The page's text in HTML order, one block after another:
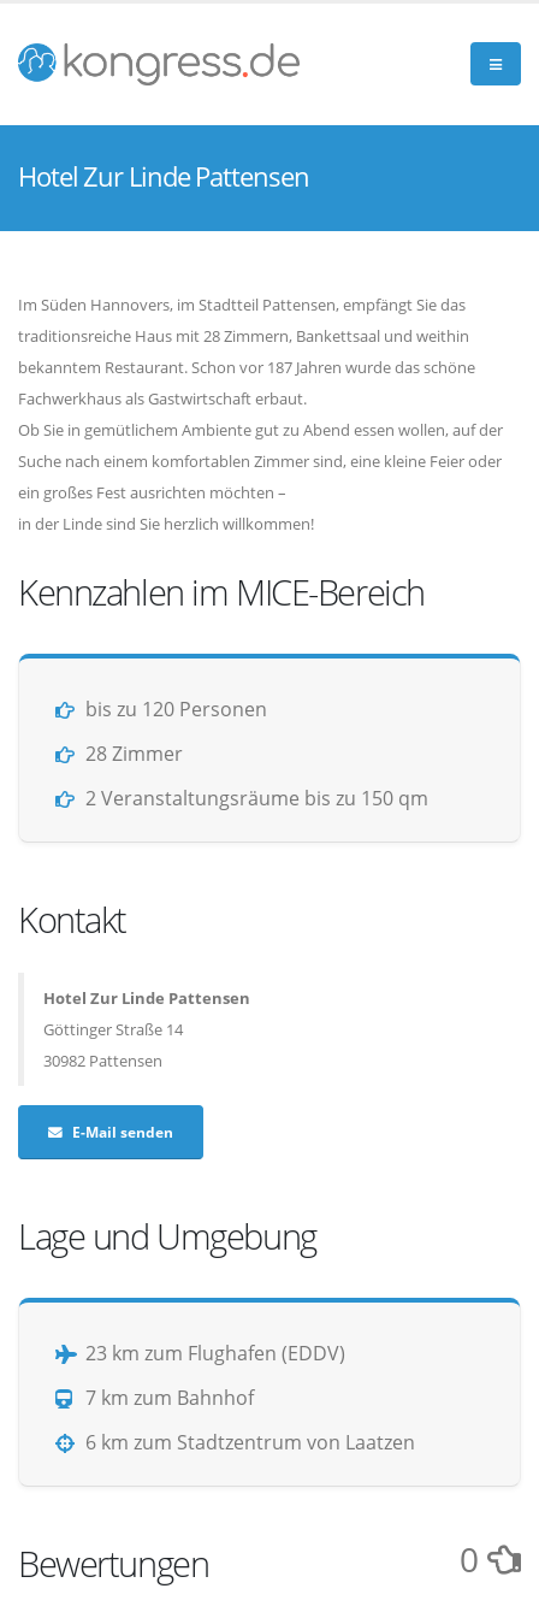
Hotel Zur Linde Pattensen
Im Süden Hannovers, im Stadtteil Pattensen, empfängt Sie das
traditionsreiche Haus mit 28 Zimmern, Bankettsaal und weithin
bekanntem Restaurant. Schon vor 187 Jahren wurde das schöne
Fachwerkhaus als Gastwirtschaft erbaut.
Ob Sie in gemütlichem Ambiente gut zu Abend essen wollen, auf der
Suche nach einem komfortablen Zimmer sind, eine kleine Feier oder
ein großes Fest ausrichten möchten –
in der Linde sind Sie herzlich willkommen!
Kennzahlen im MICE-Bereich
bis zu 120 Personen
28 Zimmer
2 Veranstaltungsräume bis zu 150 qm
Kontakt
Hotel Zur Linde Pattensen
Göttinger Straße 14
30982 Pattensen
E-Mail senden
Lage und Umgebung
23 km zum Flughafen (EDDV)
7 km zum Bahnhof
6 km zum Stadtzentrum von Laatzen
Bewertungen 0